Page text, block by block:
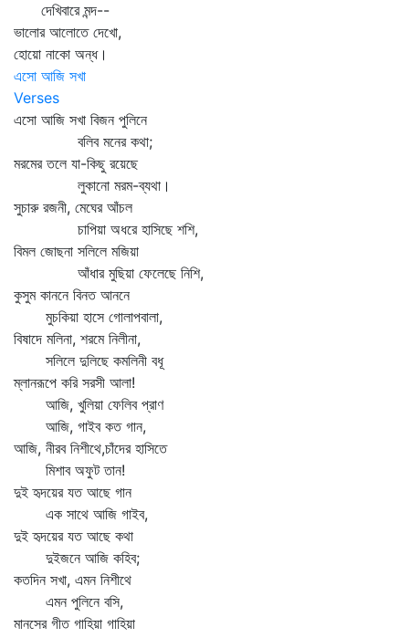
দেখিবারে মন্দ--
ভালোর আলোতে দেখো,
হোয়ো নাকো অন্ধ।
এসো আজি সখা
Verses
এসো আজি সখা বিজন পুলিনে
বলিব মনের কথা;
মরমের তলে যা-কিছু রয়েছে
লুকানো মরম-ব্যথা।
সুচারু রজনী, মেঘের আঁচল
চাপিয়া অধরে হাসিছে শশি,
বিমল জোছনা সলিলে মজিয়া
আঁধার মুছিয়া ফেলেছে নিশি,
কুসুম কাননে বিনত আননে
মুচকিয়া হাসে গোলাপবালা,
বিষাদে মলিনা, শরমে নিলীনা,
সলিলে দুলিছে কমলিনী বধূ
ম্লানরূপে করি সরসী আলা!
আজি, খুলিয়া ফেলিব প্রাণ
আজি, গাইব কত গান,
আজি, নীরব নিশীথে,চাঁদের হাসিতে
মিশাব অফুট তান!
দুই হৃদয়ের যত আছে গান
এক সাথে আজি গাইব,
দুই হৃদয়ের যত আছে কথা
দুইজনে আজি কহিব;
কতদিন সখা, এমন নিশীথে
এমন পুলিনে বসি,
মানসের গীত গাহিয়া গাহিয়া